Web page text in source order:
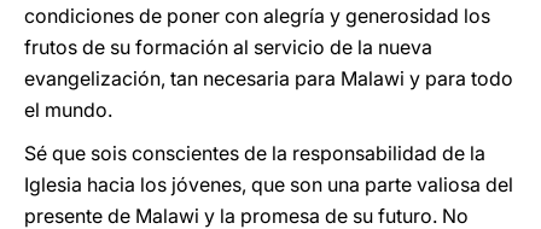
condiciones de poner con alegría y generosidad los
frutos de su formación al servicio de la nueva
evangelización, tan necesaria para Malawi y para todo
el mundo.
Sé que sois conscientes de la responsabilidad de la
Iglesia hacia los jóvenes, que son una parte valiosa del
presente de Malawi y la promesa de su futuro. No